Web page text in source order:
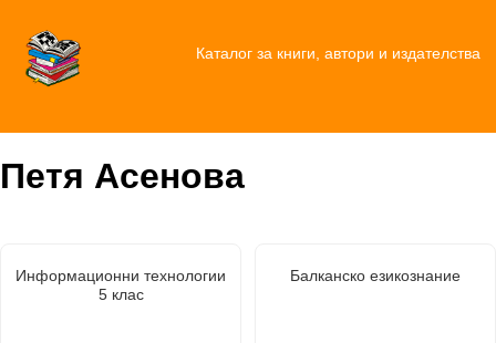
Каталог за книги, автори и издателства
Петя Асенова
Информационни технологии
5 клас
Балканско езикознание